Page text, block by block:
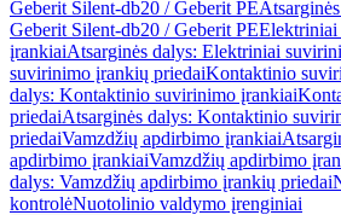
Geberit Silent-db20 / Geberit PE
Geberit Silent-db20 / Geberit PE
įrankiaiAtsarginės dalys: Elektriniai
suvirinimo įrankių priedaiKontaktinio
dalys: Kontaktinio suvirinimo įrankiai
priedaiAtsarginės dalys: Kontaktinio
priedaiVamzdžių apdirbimo įrankiai
apdirbimo įrankiaiVamzdžių apdirbimo
dalys: Vamzdžių apdirbimo įrankių priedai
kontrolėNuotolinio valdymo įrenginiai